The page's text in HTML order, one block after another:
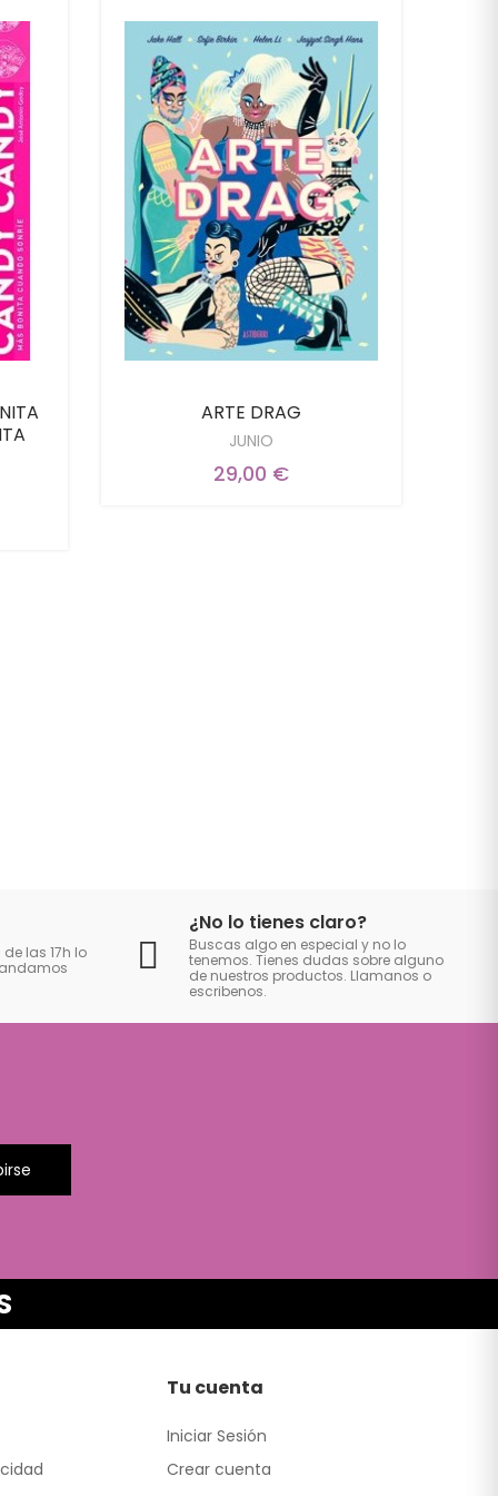
ARTE DRAG
JUNIO
29,00 €
las 17h lo
¿No lo tienes claro?
Buscas algo en especial y no lo
tenemos. Tienes dudas sobre alguno
de nuestros productos. Llamanos o
escribenos.
Tu cuenta
Iniciar Sesión
Crear cuenta